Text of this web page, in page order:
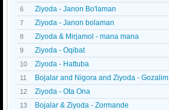
6 Ziyoda - Janon Bo'laman
7 Ziyoda - Janon bolaman
8 Ziyoda & Mirjamol - mana mana
9 Ziyoda - Oqibat
10 Ziyoda - Hattuba
11 Bojalar and Nigora and Ziyoda - Gozalim
12 Ziyoda - Ota Ona
13 Bojalar & Ziyoda - Zormande